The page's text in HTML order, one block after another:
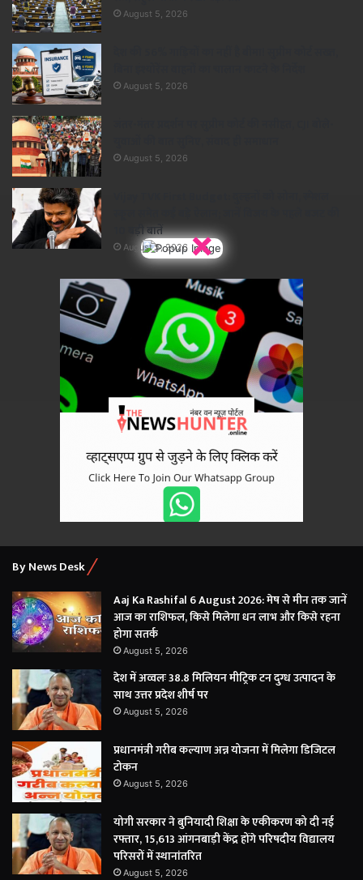
×
August 5, 2026
August 5, 2026
August 5, 2026
10 बड़ी बातें
August 5, 2026
By News Desk
Aaj Ka Rashifal 6 August 2026: मेष से मीन तक जानें
आज का राशिफल, किसे मिलेगा धन लाभ और किसे रहना
होगा सतर्क
August 5, 2026
देश में अव्वलः 38.8 मिलियन मीट्रिक टन दुग्ध उत्पादन के
साथ उत्तर प्रदेश शीर्ष पर
August 5, 2026
प्रधानमंत्री गरीब कल्याण अन्न योजना में मिलेगा डिजिटल
टोकन
August 5, 2026
योगी सरकार ने बुनियादी शिक्षा के एकीकरण को दी नई
रफ्तार, 15,613 आंगनबाड़ी केंद्र होंगे परिषदीय विद्यालय
परिसरों में स्थानांतरित
August 5, 2026